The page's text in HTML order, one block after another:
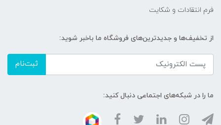
فرم انتقادات و شکایت
از تخفیف‌ها و جدیدترین‌های فروشگاه ما باخبر شوید:
ثبت‌نام
ما را در شبکه‌های اجتماعی دنبال کنید: